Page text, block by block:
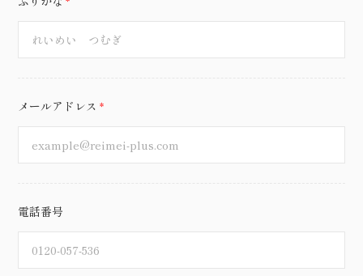
メールアドレス *
電話番号